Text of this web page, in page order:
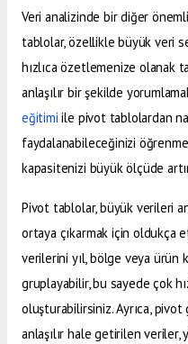
Veri analizinde bir diğer
tablolar, özellikle büyük veri
hızlıca özetlemenize olanak
anlaşılır bir şekilde
eğitimi ile pivot tablolardan
faydalanabileceğinizi
kapasitenizi büyük ölçüde
Pivot tablolar, büyük verileri
ortaya çıkarmak için oldukça
verilerini yıl, bölge veya
gruplayabilir, bu sayede çok
oluşturabilirsiniz. Ayrıca,
anlaşılır hale getirilen veriler,